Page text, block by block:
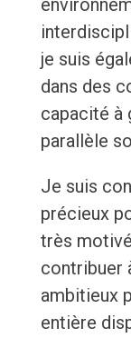
je suis
dans des
capacité à
parallèle
Je suis
précieux
très
contribuer
ambitieux
entière